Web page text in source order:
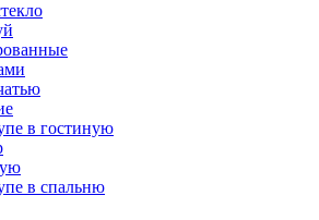
в гостиную
в спальню